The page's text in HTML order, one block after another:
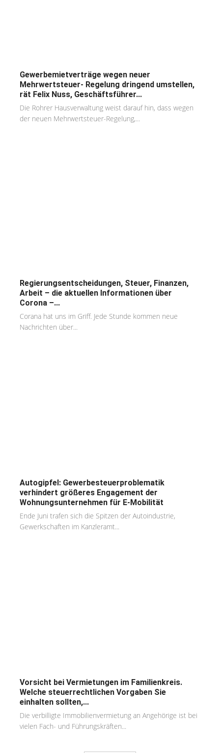
Gewerbemietverträge wegen neuer
Mehrwertsteuer- Regelung dringend umstellen,
rät Felix Nuss, Geschäftsführer...
Die Rohrer Hausverwaltung weist darauf hin, dass wegen
der neuen Mehrwertsteuer-Regelung,...
Regierungsentscheidungen, Steuer, Finanzen,
Arbeit – die aktuellen Informationen über
Corona –...
Corana hat uns im Griff. Jede Stunde kommen neue
Nachrichten über...
Autogipfel: Gewerbesteuerproblematik
verhindert größeres Engagement der
Wohnungsunternehmen für E-Mobilität
Ende Juni trafen sich die Spitzen der Autoindustrie,
Gewerkschaften im Kanzleramt...
Vorsicht bei Vermietungen im Familienkreis.
Welche steuerrechtlichen Vorgaben Sie
einhalten sollten,...
Die verbilligte Immobilienvermietung an Angehörige ist bei
vielen Fach- und Führungskräften...